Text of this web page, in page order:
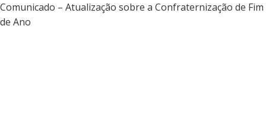
Comunicado – Atualização sobre a Confraternização de Fim
de Ano